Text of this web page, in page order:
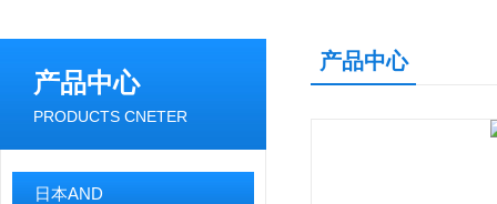
产品中心
PRODUCTS CNETER
日本AND
产品中心